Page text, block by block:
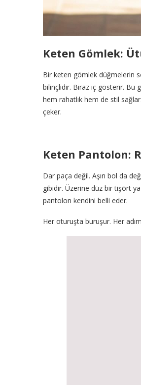
Keten Gömlek:
Bir keten gömlek düğmelerin
bilinçlidir. Biraz iç gösterir. Bu
hem rahatlık hem de stil
çeker.
Keten Pantolon:
Dar paça değil. Aşırı bol da
gibidir. Üzerine düz bir tişört
pantolon kendini belli eder.
Her oturuşta buruşur. Her